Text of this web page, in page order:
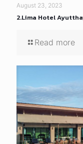
August 23, 2023
2.Lima Hotel
Read more